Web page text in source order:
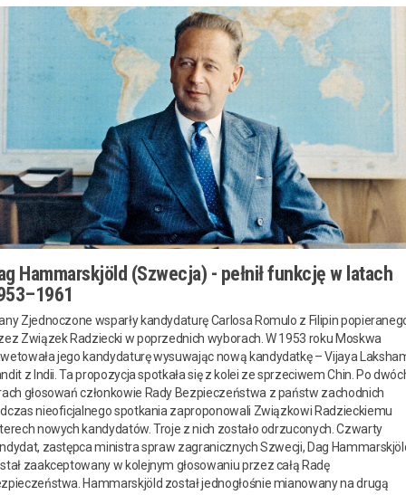
Hammarskjöld (Szwecja) - pełnił funkcję w latach
Zjednoczone wsparły kandydaturę Carlosa Romulo z Filipin
Związek Radziecki w poprzednich wyborach. W 1953 roku Moskwa
jego kandydaturę wysuwając nową kandydatkę – Vijaya
z Indii. Ta propozycja spotkała się z kolei ze sprzeciwem Chin. Po
głosowań członkowie Rady Bezpieczeństwa z państw zachodnich
nieoficjalnego spotkania zaproponowali Związkowi Radzieckiemu
nowych kandydatów. Troje z nich zostało odrzuconych. Czwarty
zastępca ministra spraw zagranicznych Szwecji, Dag
zaakceptowany w kolejnym głosowaniu przez całą Radę
Hammarskjöld został jednogłośnie mianowany na drugą